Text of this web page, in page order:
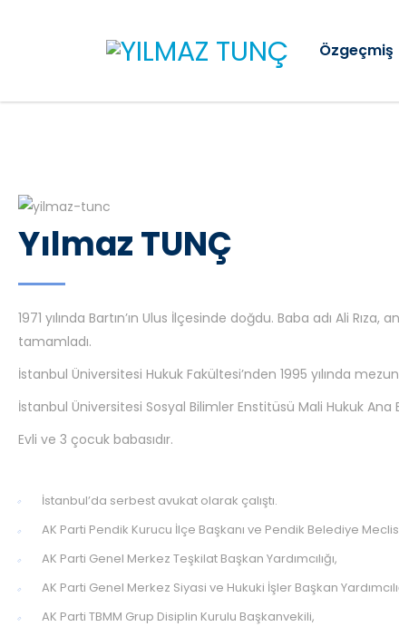
Özgeçmiş
Yılmaz TUNÇ
1971 yılında Bartın’ın Ulus İlçesinde doğdu. Baba adı Ali
tamamladı.
İstanbul Üniversitesi Hukuk Fakültesi’nden 1995 yılında
İstanbul Üniversitesi Sosyal Bilimler Enstitüsü Mali Hukuk Ana
Evli ve 3 çocuk babasıdır.
İstanbul’da serbest avukat olarak çalıştı.
AK Parti Pendik Kurucu İlçe Başkanı ve Pendik Belediye
AK Parti Genel Merkez Teşkilat Başkan Yardımcılığı,
AK Parti Genel Merkez Siyasi ve Hukuki İşler Başkan
AK Parti TBMM Grup Disiplin Kurulu Başkanvekili,